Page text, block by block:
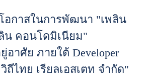
อกาสในการพัฒนา "เพลิน
น คอนโดมิเนียม"
อาศัย ภายใต้ Developer
ถีไทย เรียลเอสเตท จำกัด"